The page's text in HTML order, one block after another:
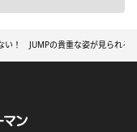
い！ JUMPの貴重な姿が見られる